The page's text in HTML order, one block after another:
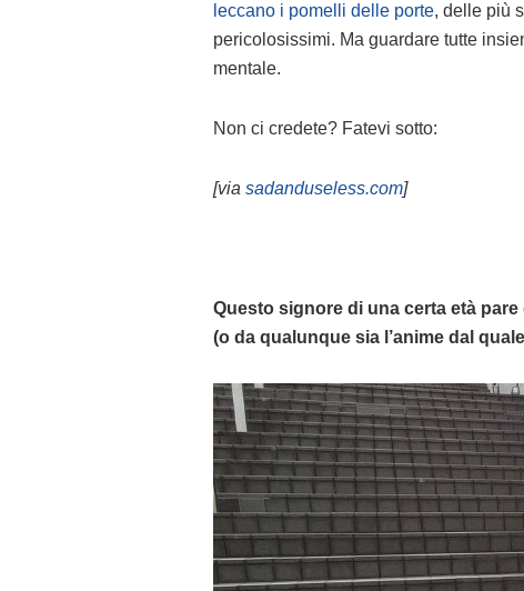
leccano i pomelli delle porte, delle più
pericolosissimi. Ma guardare tutte
mentale.
Non ci credete? Fatevi sotto:
[via sadanduseless.com]
Questo signore di una certa età
(o da qualunque sia l’anime dal